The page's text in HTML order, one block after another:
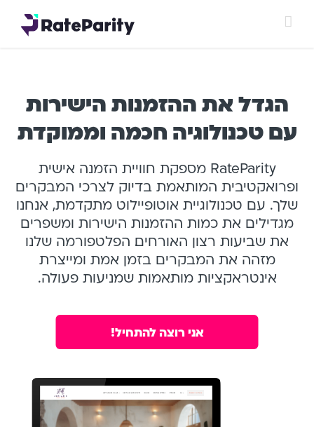
/ הפלטפורמה / התאמה אישית
הגדל את ההזמנות הישירות
עם טכנולוגיה חכמה וממוקדת
RateParity מספקת חוויית הזמנה אישית
ופרואקטיבית המותאמת בדיוק לצרכי המבקרים
שלך. עם טכנולוגיית אוטופיילוט מתקדמת, אנחנו
מגדילים את כמות ההזמנות הישירות ומשפרים
את שביעות רצון האורחים. הפלטפורמה שלנו
מזהה את המבקרים בזמן אמת ומייצרת
אינטראקציות מותאמות שמניעות פעולה.
אני רוצה להתחיל!